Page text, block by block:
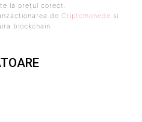
la prețul corect.
de Criptomonede si
blockchain.